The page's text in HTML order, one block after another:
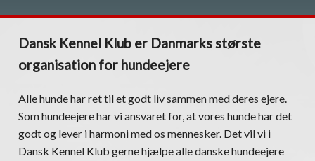
Dansk Kennel Klub er Danmarks største
organisation for hundeejere
Alle hunde har ret til et godt liv sammen med deres ejere.
Som hundeejere har vi ansvaret for, at vores hunde har det
godt og lever i harmoni med os mennesker. Det vil vi i
Dansk Kennel Klub gerne hjælpe alle danske hundeejere